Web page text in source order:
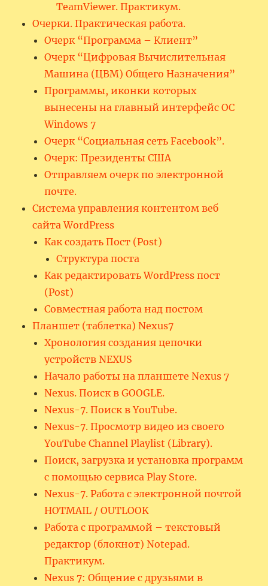
TeamViewer. Практикум.
Очерки. Практическая работа.
Очерк “Программа – Клиент”
Очерк “Цифровая Вычислительная
Машина (ЦВМ) Общего Назначения”
Программы, иконки которых
вынесены на главный интерфейс ОС
Windows 7
Очерк “Социальная сеть Facebook”.
Очерк: Президенты США
Отправляем очерк по электронной
почте.
Система управления контентом веб
сайта WordPress
Как создать Пост (Post)
Структура поста
Как редактировать WordPress пост
(Post)
Совместная работа над постом
Планшет (таблетка) Nexus7
Хронология создания цепочки
устройств NEXUS
Начало работы на планшете Nexus 7
Nexus. Поиск в GOOGLE.
Nexus-7. Поиск в YouTube.
Nexus-7. Просмотр видео из своего
YouTube Channel Playlist (Library).
Поиск, загрузка и установка программ
с помощью сервиса Play Store.
Nexus-7. Работа с электронной почтой
HOTMAIL / OUTLOOK
Работа с программой – текстовый
редактор (блокнот) Notepad.
Практикум.
Nexus 7: Общение с друзьями в